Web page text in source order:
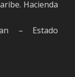
Hacienda
– Estado